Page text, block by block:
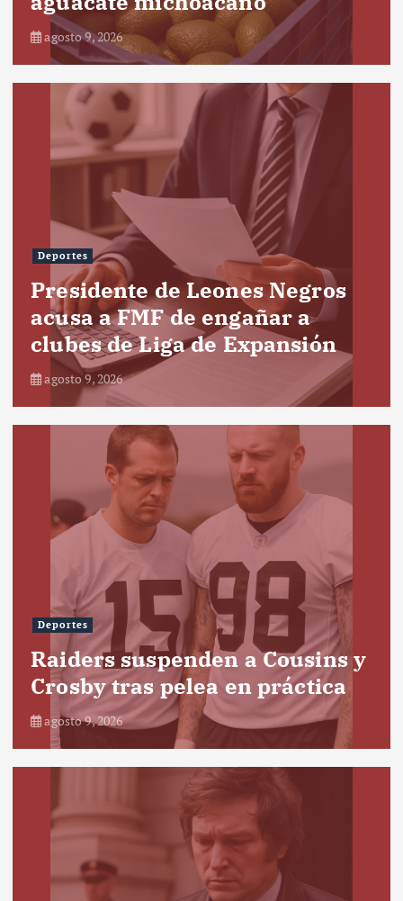
agosto 9, 2026
Deportes
Presidente de Leones Negros
acusa a FMF de engañar a
clubes de Liga de Expansión
agosto 9, 2026
Deportes
Raiders suspenden a Cousins y
Crosby tras pelea en práctica
agosto 9, 2026